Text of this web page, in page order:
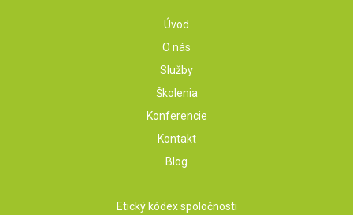
Úvod
O nás
Služby
Školenia
Konferencie
Kontakt
Blog
Etický kódex spoločnosti